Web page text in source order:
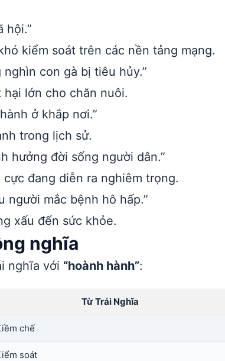
hội.”
kiểm soát trên các nền tảng mạng.
con gà bị tiêu hủy.”
lớn cho chăn nuôi.
ở khắp nơi.”
trong lịch sử.
hưởng đời sống người dân.”
đang diễn ra nghiêm trọng.
người mắc bệnh hô hấp.”
xấu đến sức khỏe.
nghĩa
nghĩa với “hoành hành”:
Từ Trái Nghĩa
chế
soát